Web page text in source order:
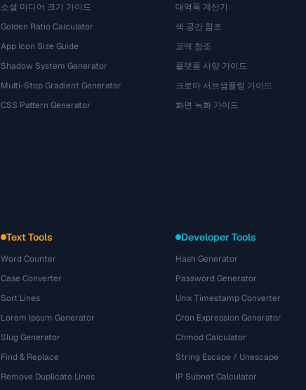
소셜 미디어 크기 가이드
Golden Ratio Calculator
App Icon Size Guide
Shadow System Generator
Multi-Stop Gradient Generator
CSS Pattern Generator
대역폭 계산기
색 공간 참조
코덱 참조
플랫폼 사양 가이드
크로마 서브샘플링 가이드
화면 녹화 가이드
Text Tools
Word Counter
Case Converter
Sort Lines
Lorem Ipsum Generator
Slug Generator
Find & Replace
Remove Duplicate Lines
Developer Tools
Hash Generator
Password Generator
Unix Timestamp Converter
Cron Expression Generator
Chmod Calculator
String Escape / Unescape
IP Subnet Calculator